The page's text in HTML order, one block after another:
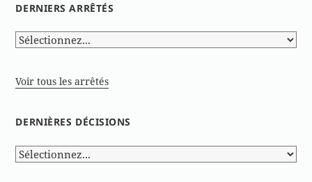
DERNIERS ARRÊTÉS
Voir tous les arrêtés
DERNIÈRES DÉCISIONS